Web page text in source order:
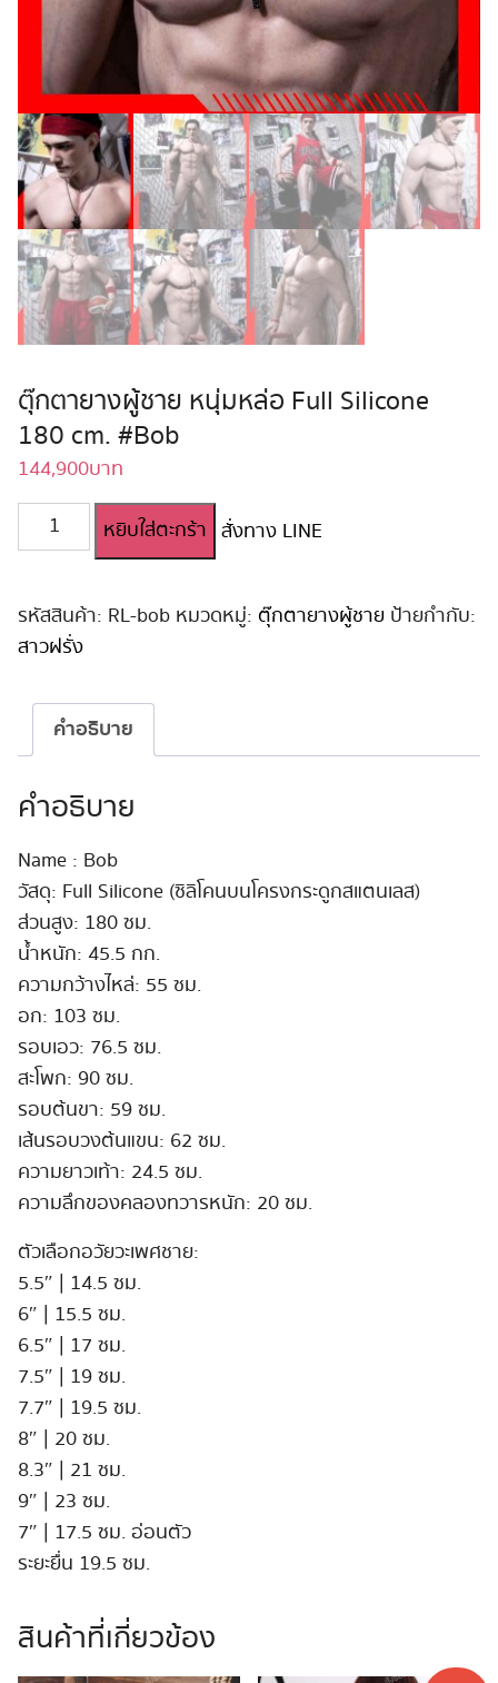
ตุ๊กตายางผู้ชาย หนุ่มหล่อ Full Silicone
180 cm. #Bob
144,900บาท
จำนวน
ตุ๊กตา
หนุ่ม
หล่อ
ชิ้น
หยิบใส่ตะกร้า สั่งทาง LINE
รหัสสินค้า: RL-bob หมวดหมู่: ตุ๊กตายางผู้ชาย ป้ายกำกับ:
สาวฝรั่ง
คำอธิบาย
คำอธิบาย
Name : Bob
วัสดุ: Full Silicone (ซิลิโคนบนโครงกระดูกสแตนเลส)
ส่วนสูง: 180 ซม.
น้ำหนัก: 45.5 กก.
ความกว้างไหล่: 55 ซม.
อก: 103 ซม.
รอบเอว: 76.5 ซม.
สะโพก: 90 ซม.
รอบต้นขา: 59 ซม.
เส้นรอบวงต้นแขน: 62 ซม.
ความยาวเท้า: 24.5 ซม.
ความลึกของคลองทวารหนัก: 20 ซม.
ตัวเลือกอวัยวะเพศชาย:
5.5″ | 14.5 ซม.
6″ | 15.5 ซม.
6.5″ | 17 ซม.
7.5″ | 19 ซม.
7.7″ | 19.5 ซม.
8″ | 20 ซม.
8.3″ | 21 ซม.
9″ | 23 ซม.
7″ | 17.5 ซม. อ่อนตัว
ระยะยื่น 19.5 ซม.
สินค้าที่เกี่ยวข้อง